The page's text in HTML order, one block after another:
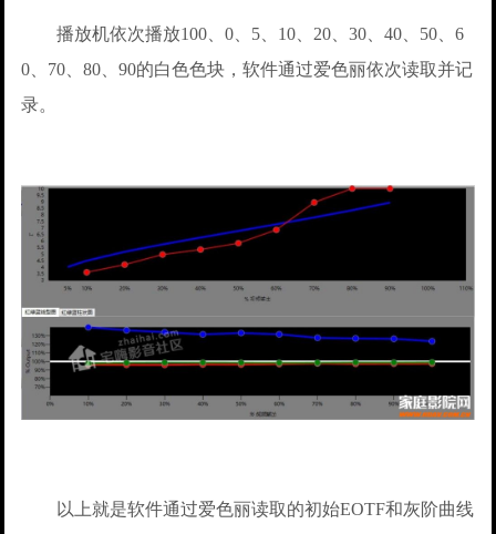
播放机依次播放100、0、5、10、20、30、40、50、6
0、70、80、90的白色色块，软件通过爱色丽依次读取并记
录。
以上就是软件通过爱色丽读取的初始EOTF和灰阶曲线